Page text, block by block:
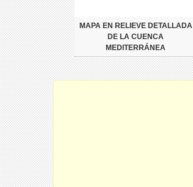
MAPA EN RELIEVE DETALLADA
DE LA CUENCA
MEDITERRÁNEA